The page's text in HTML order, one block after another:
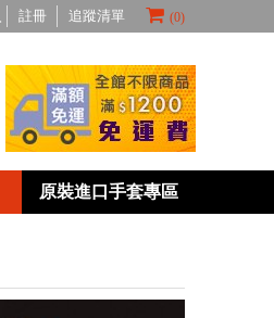
(0)
註冊 追蹤清單
原裝進口手套專區